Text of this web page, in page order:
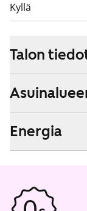
Kyllä
Talon
Energia